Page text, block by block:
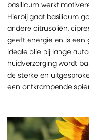
basilicum werkt
Hierbij gaat basilicum
andere citrusoliën,
geeft energie en is een
ideale olie bij lange
huidverzorging wordt
de sterke en
een ontkrampende